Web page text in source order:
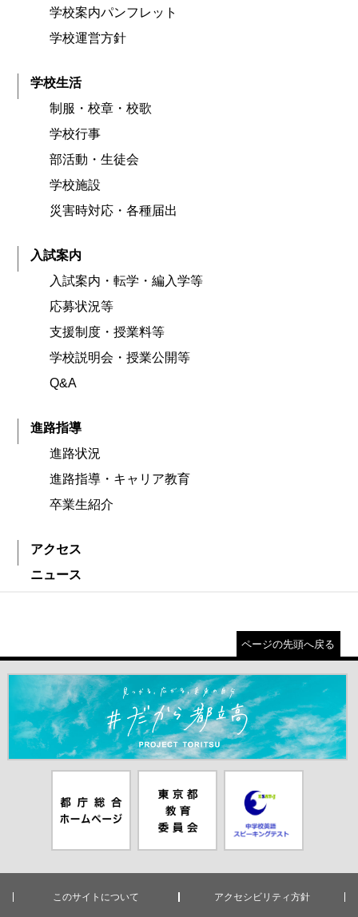
学校案内パンフレット
学校運営方針
学校生活
制服・校章・校歌
学校行事
部活動・生徒会
学校施設
災害時対応・各種届出
入試案内
入試案内・転学・編入学等
応募状況等
支援制度・授業料等
学校説明会・授業公開等
Q&A
進路指導
進路状況
進路指導・キャリア教育
卒業生紹介
アクセス
ニュース
ページの先頭へ戻る
＃だから都立高（別ウインドウが開きます）
ムページ（別
ウインドウが
員会（別ウイ
ンドウが開き
ピーキングテ
スト（別ウイ
ンドウが開き
このサイトについて アクセシビリティ方針